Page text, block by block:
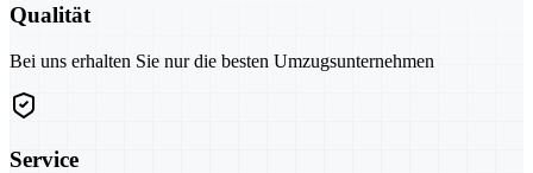
Qualität
Bei uns erhalten Sie nur die besten Umzugsunternehmen
Service